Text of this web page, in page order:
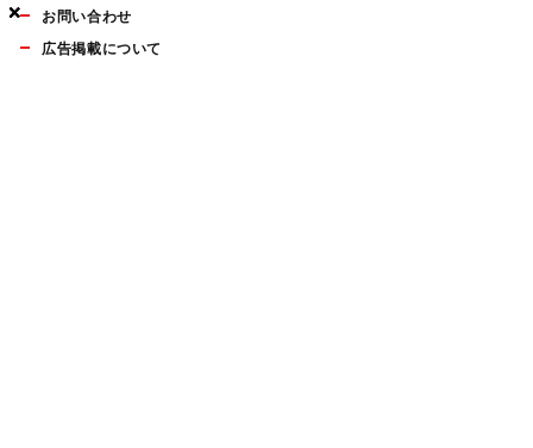
×
×
×
お問い合わせ
広告掲載について